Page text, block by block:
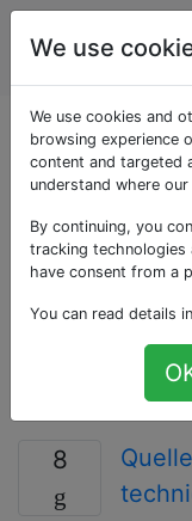
La
Les bases de
utilisent pour
cela inclut
de base, il n'est
sur l'éclairage
8
We use
We use cookies and
browsing experience
content and targeted
understand where
By continuing, you
tracking technologies
have consent from a
You can read details